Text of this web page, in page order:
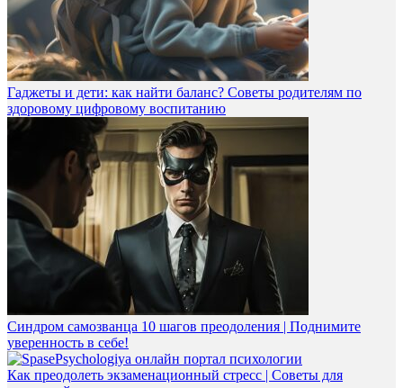
Гаджеты и дети: как найти баланс? Советы родителям по
здоровому цифровому воспитанию
Синдром самозванца 10 шагов преодоления | Поднимите
уверенность в себе!
Как преодолеть экзаменационный стресс | Cоветы для